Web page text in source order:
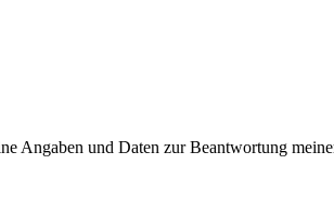
Angaben und Daten zur Beantwortung